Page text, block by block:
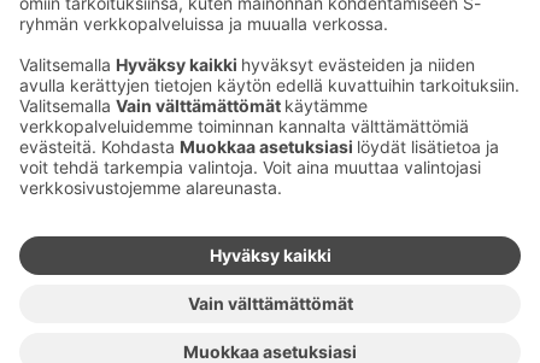
Su
11–18
Katso poik­keus­au­kio­lottäältä
Iso­katu 22–25,
90100 Oulu
Ma-pe
7–23
7–23